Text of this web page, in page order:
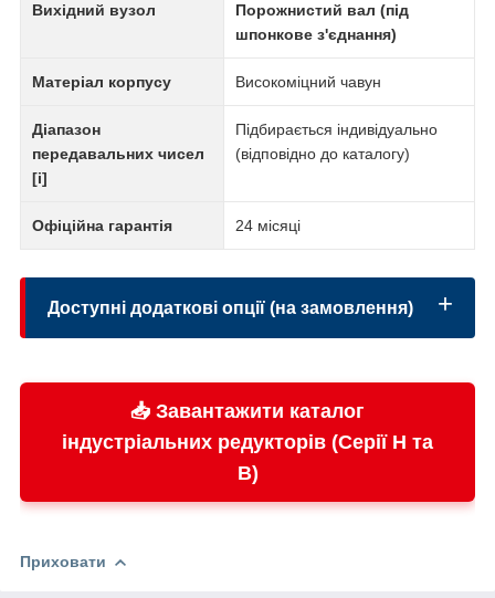
Вихідний вузол
Порожнистий вал (під
шпонкове з'єднання)
Матеріал корпусу Високоміцний чавун
Діапазон
передавальних чисел
[i]
Підбирається індивідуально
(відповідно до каталогу)
Офіційна гарантія 24 місяці
Доступні додаткові опції (на замовлення)
Екструдерне виконання:
📥 Завантажити каталог
індустріальних редукторів (Серії H та
B)
Приховати